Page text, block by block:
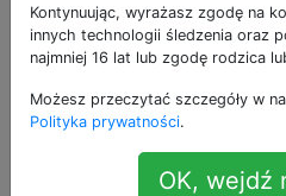
Facebooku
rozmiarze
rozmowy
Kontynuując, wyrażasz zgodę na
innych technologii śledzenia oraz
najmniej 16 lat lub zgodę rodzica
Możesz przeczytać szczegóły w
Polityka prywatności.
OK, wejdź